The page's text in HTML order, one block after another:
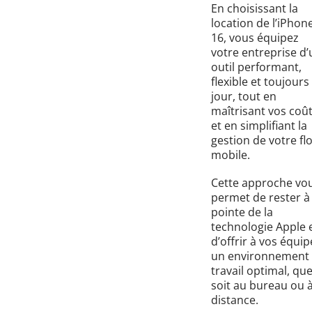
En choisissant la
location de
16, vous équipez
votre entreprise
outil performant,
flexible et toujours
jour, tout en
maîtrisant vos
et en simplifiant la
gestion de votre
mobile.
Cette approche
permet de rester à
pointe de la
technologie Apple
d’offrir à vos
un environnement
travail optimal,
soit au bureau ou
distance.